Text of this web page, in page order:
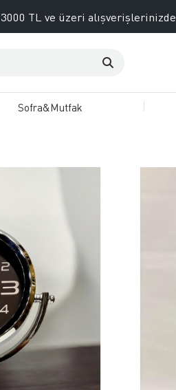
3000 TL ve üzeri alışverişlerinizde
Sofra&Mutfak